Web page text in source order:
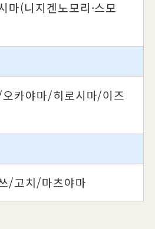
마(니지겐노모리·스모
카야마/히로시마/이즈
/고치/마츠야마